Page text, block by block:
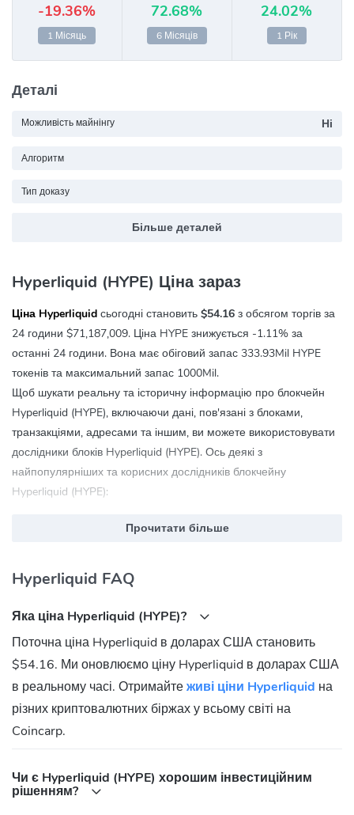
-19.36%
1 Місяць
72.68%
6 Місяців
24.02%
1 Рік
Деталі
Можливість майнінгу Ні
Алгоритм
Тип доказу
Більше деталей
Hyperliquid (HYPE) Ціна зараз
Ціна Hyperliquid сьогодні становить $54.16 з обсягом торгів за
24 години $71,187,009. Ціна HYPE знижується -1.11% за
останні 24 години. Вона має обіговий запас 333.93Mil HYPE
токенів та максимальний запас 1000Mil.
Щоб шукати реальну та історичну інформацію про блокчейн
Hyperliquid (HYPE), включаючи дані, пов'язані з блоками,
транзакціями, адресами та іншим, ви можете використовувати
дослідники блоків Hyperliquid (HYPE). Ось деякі з
найпопулярніших та корисних дослідників блокчейну
Hyperliquid (HYPE):
hyperevmscan.io
https://hyperfoundation.org/
Hyperliquid (HYPE) Спільнота
Twitter:https://x.com/HyperliquidX
Discord:https://discord.com/invite/hyperliquid
Medium:
Яка адреса контрактів Hyperliquid (HYPE)?
Прочитати більше
Hyperliquid FAQ
Яка ціна Hyperliquid (HYPE)?
Поточна ціна Hyperliquid в доларах США становить
$54.16. Ми оновлюємо ціну Hyperliquid в доларах США
в реальному часі. Отримайтеживі ціни Hyperliquid на
різних криптовалютних біржах у всьому світі на
Coincarp.
Чи є Hyperliquid (HYPE) хорошим інвестиційним
рішенням?